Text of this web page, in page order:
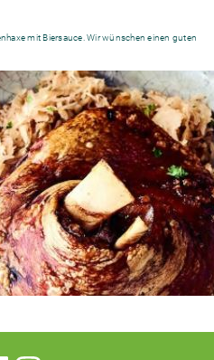
mit Biersauce. Wir wünschen einen guten